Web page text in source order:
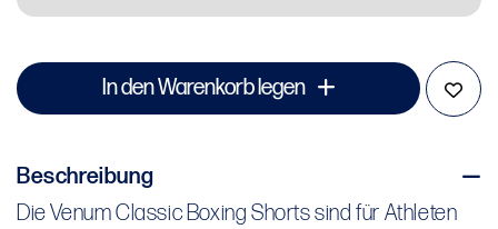
In den Warenkorb legen
Beschreibung
Die Venum Classic Boxing Shorts sind für Athleten und Praktiker der "Sweet
Die Venum Classic Boxing Shorts sind für Athleten